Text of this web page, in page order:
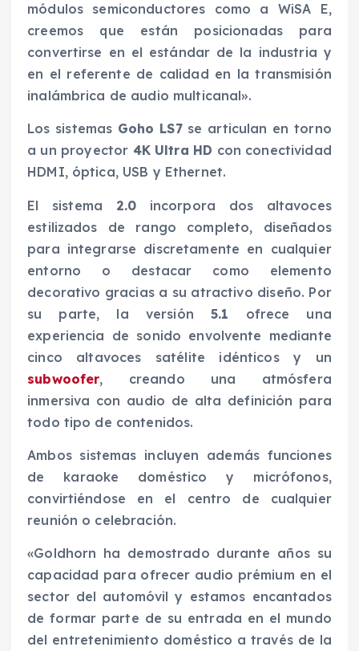
módulos semiconductores como a WiSA E,
creemos que están posicionadas para
convertirse en el estándar de la industria y
en el referente de calidad en la transmisión
inalámbrica de audio multicanal».
Los sistemas Goho LS7se articulan en torno
a un proyector 4K Ultra HD con conectividad
HDMI, óptica, USB y Ethernet.
El sistema 2.0 incorpora dos altavoces
estilizados de rango completo, diseñados
para integrarse discretamente en cualquier
entorno o destacar como elemento
decorativo gracias a su atractivo diseño. Por
su parte, la versión 5.1 ofrece una
experiencia de sonido envolvente mediante
cinco altavoces satélite idénticos y un
subwoofer, creando una atmósfera
inmersiva con audio de alta definición para
todo tipo de contenidos.
Ambos sistemas incluyen además funciones
de karaoke doméstico y micrófonos,
convirtiéndose en el centro de cualquier
reunión o celebración.
«Goldhorn ha demostrado durante años su
capacidad para ofrecer audio prémium en el
sector del automóvil y estamos encantados
de formar parte de su entrada en el mundo
del entretenimiento doméstico a través de la